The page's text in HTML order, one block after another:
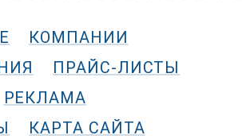
КОМПАНИИ
ПРАЙС-ЛИСТЫ
РЕКЛАМА
КАРТА САЙТА